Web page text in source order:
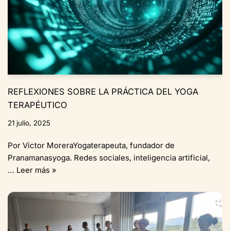
REFLEXIONES SOBRE LA PRÁCTICA DEL YOGA
TERAPÉUTICO
21 julio, 2025
Por Víctor MoreraYogaterapeuta, fundador de
Pranamanasyoga. Redes sociales, inteligencia artificial,
… Leer más »